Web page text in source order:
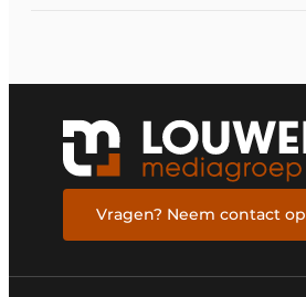
Vragen? Neem contact op